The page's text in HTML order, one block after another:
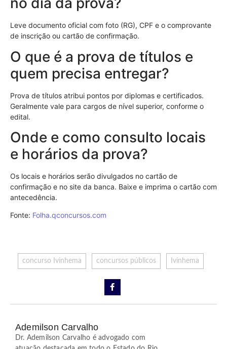
Leve documento oficial com foto (RG), CPF e o comprovante
de inscrição ou cartão de confirmação.
O que é a prova de títulos e
quem precisa entregar?
Prova de títulos atribui pontos por diplomas e certificados.
Geralmente vale para cargos de nível superior, conforme o
edital.
Onde e como consulto locais
e horários da prova?
Os locais e horários serão divulgados no cartão de
confirmação e no site da banca. Baixe e imprima o cartão com
antecedência.
Fonte: Folha.qconcursos.com
concurso Ivinhema concursos públicos Ivinhema
Ademilson Carvalho
Dr. Ademilson Carvalho é advogado com